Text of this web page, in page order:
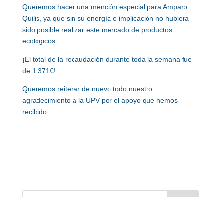
Queremos hacer una mención especial para Amparo
Quilis, ya que sin su energía e implicación no hubiera
sido posible realizar este mercado de productos
ecológicos
¡El total de la recaudación durante toda la semana fue
de 1.371€!.
Queremos reiterar de nuevo todo nuestro
agradecimiento a la UPV por el apoyo que hemos
recibido.